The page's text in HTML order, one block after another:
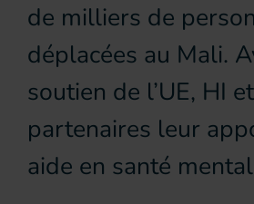
de milliers de
déplacées au Mali.
soutien de l’UE, HI
partenaires leur
aide en santé